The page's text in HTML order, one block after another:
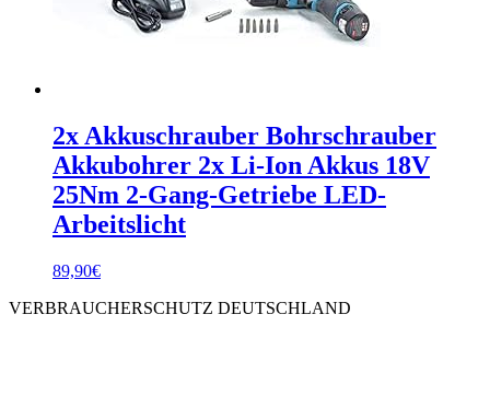
2x Akkuschrauber Bohrschrauber
Akkubohrer 2x Li-Ion Akkus 18V
25Nm 2-Gang-Getriebe LED-
Arbeitslicht
89,90€
VERBRAUCHERSCHUTZ DEUTSCHLAND